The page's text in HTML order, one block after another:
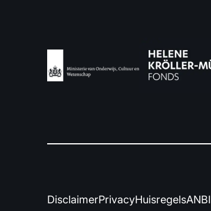
DisclaimerPrivacyHuisregelsANBI